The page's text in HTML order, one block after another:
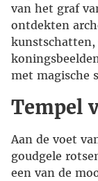
van het graf
ontdekten
kunstschatten,
met magische
Tempel
Aan de voet
goudgele
een van de